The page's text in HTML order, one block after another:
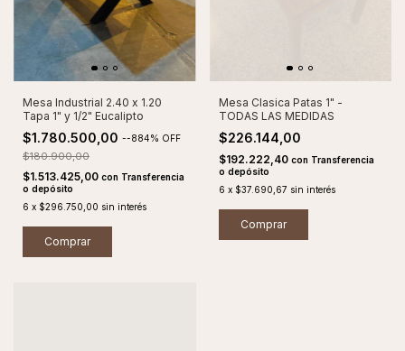
Mesa Industrial 2.40 x 1.20
Tapa 1" y 1/2" Eucalipto
$1.780.500,00 --884% OFF
$180.900,00
$1.513.425,00 con Transferencia
o depósito
6 x $296.750,00 sin interés
Mesa Clasica Patas 1" -
TODAS LAS MEDIDAS
$226.144,00
$192.222,40 con Transferencia
o depósito
6 x $37.690,67 sin interés
Comprar